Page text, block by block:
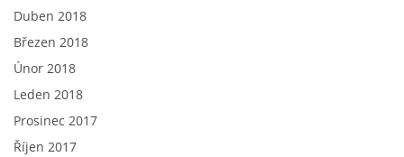
Duben 2018
Březen 2018
Únor 2018
Leden 2018
Prosinec 2017
Říjen 2017